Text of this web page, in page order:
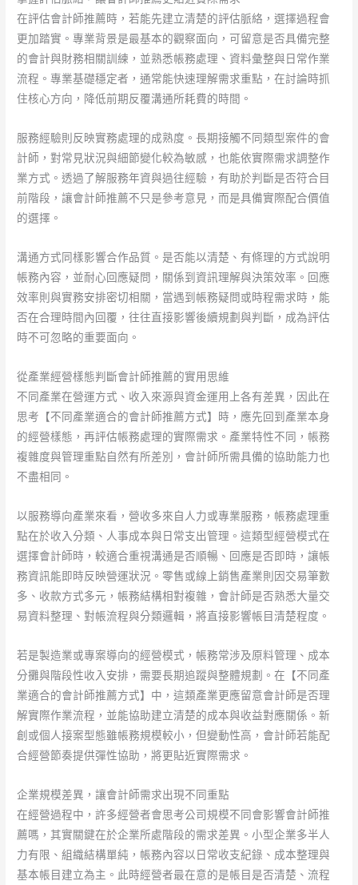
在評估會計師推薦時，若能先建立清楚的評估脈絡，選擇過程會
更加踏實。專業背景是最基本的觀察面向，可留意是否具備完整
的會計與財務相關訓練，並熟悉帳務處理、資料彙整與日常作業
流程。專業基礎穩定者，通常能快速理解需求重點，在討論時抓
住核心方向，降低前期反覆溝通所耗費的時間。
服務經驗則反映實務處理的成熟度。長期接觸不同類型案件的會
計師，對常見狀況與細節變化較為敏感，也能依實際需求調整作
業方式。透過了解服務年資與過往經驗，有助於判斷是否符合目
前階段，讓會計師推薦不只是參考意見，而是具備實際配合價值
的選擇。
溝通方式同樣影響合作品質。是否能以清楚、有條理的方式說明
帳務內容，並耐心回應疑問，關係到資訊理解與決策效率。回應
效率則與實務安排密切相關，當遇到帳務疑問或時程需求時，能
否在合理時間內回覆，往往直接影響後續規劃與判斷，成為評估
時不可忽略的重要面向。
從產業經營樣態判斷會計師推薦的實用思維
不同產業在營運方式、收入來源與資金運用上各有差異，因此在
思考【不同產業適合的會計師推薦方式】時，應先回到產業本身
的經營樣態，再評估帳務處理的實際需求。產業特性不同，帳務
複雜度與管理重點自然有所差別，會計師所需具備的協助能力也
不盡相同。
以服務導向產業來看，營收多來自人力或專業服務，帳務處理重
點在於收入分類、人事成本與日常支出管理。這類型經營模式在
選擇會計師時，較適合重視溝通是否順暢、回應是否即時，讓帳
務資訊能即時反映營運狀況。零售或線上銷售產業則因交易筆數
多、收款方式多元，帳務結構相對複雜，會計師是否熟悉大量交
易資料整理、對帳流程與分類邏輯，將直接影響帳目清楚程度。
若是製造業或專案導向的經營模式，帳務常涉及原料管理、成本
分攤與階段性收入安排，需要長期追蹤與整體規劃。在【不同產
業適合的會計師推薦方式】中，這類產業更應留意會計師是否理
解實際作業流程，並能協助建立清楚的成本與收益對應關係。新
創或個人接案型態雖帳務規模較小，但變動性高，會計師若能配
合經營節奏提供彈性協助，將更貼近實際需求。
企業規模差異，讓會計師需求出現不同重點
在經營過程中，許多經營者會思考公司規模不同會影響會計師推
薦嗎，其實關鍵在於企業所處階段的需求差異。小型企業多半人
力有限、組織結構單純，帳務內容以日常收支紀錄、成本整理與
基本帳目建立為主。此時經營者最在意的是帳目是否清楚、流程